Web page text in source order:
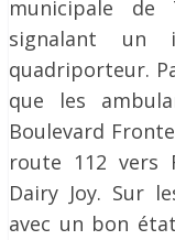
municipale
signalant un
quadriporteur.
que les
Boulevard
route 112 vers
Dairy Joy. Sur
avec un bon